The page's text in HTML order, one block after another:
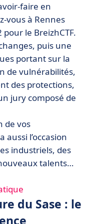
faire en
vous à Rennes
le BreizhCTF.
puis une
portant sur la
de vulnérabilités,
des protections,
jury composé de
de vos
l’occasion
industriels, des
talents…
du Sase : le